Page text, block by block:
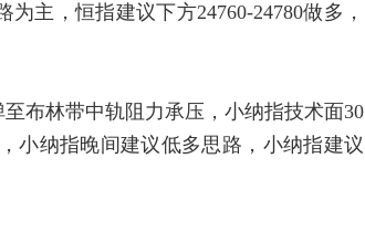
主，恒指建议下方24760-24780做多，
布林带中轨阻力承压，小纳指技术面30
小纳指晚间建议低多思路，小纳指建议